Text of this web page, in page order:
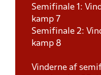
Semifinale 1:
kamp 7
Semifinale 2:
kamp 8
Vinderne af